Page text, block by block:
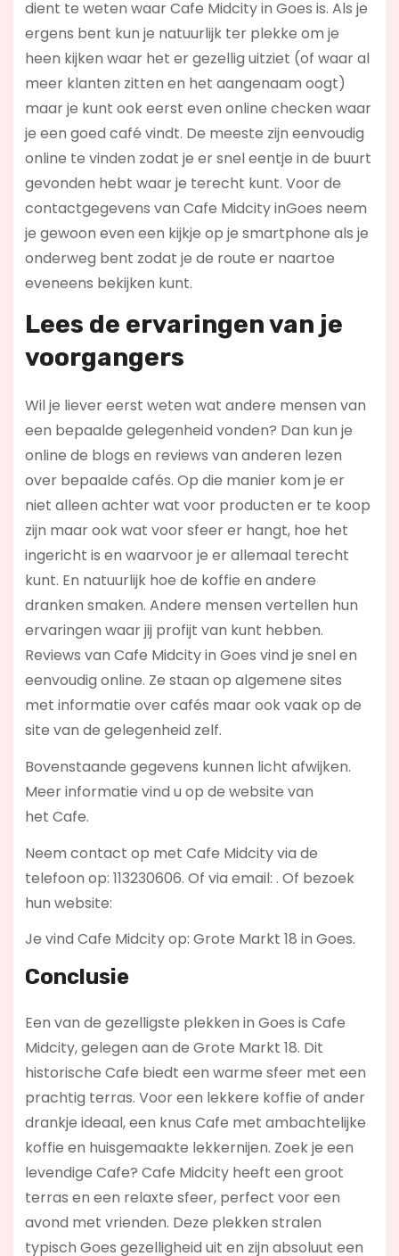
dient te weten waar Cafe Midcity in Goes is. Als je
ergens bent kun je natuurlijk ter plekke om je
heen kijken waar het er gezellig uitziet (of waar al
meer klanten zitten en het aangenaam oogt)
maar je kunt ook eerst even online checken waar
je een goed café vindt. De meeste zijn eenvoudig
online te vinden zodat je er snel eentje in de buurt
gevonden hebt waar je terecht kunt. Voor de
contactgegevens van Cafe Midcity inGoes neem
je gewoon even een kijkje op je smartphone als je
onderweg bent zodat je de route er naartoe
eveneens bekijken kunt.
Lees de ervaringen van je
voorgangers
Wil je liever eerst weten wat andere mensen van
een bepaalde gelegenheid vonden? Dan kun je
online de blogs en reviews van anderen lezen
over bepaalde cafés. Op die manier kom je er
niet alleen achter wat voor producten er te koop
zijn maar ook wat voor sfeer er hangt, hoe het
ingericht is en waarvoor je er allemaal terecht
kunt. En natuurlijk hoe de koffie en andere
dranken smaken. Andere mensen vertellen hun
ervaringen waar jij profijt van kunt hebben.
Reviews van Cafe Midcity in Goes vind je snel en
eenvoudig online. Ze staan op algemene sites
met informatie over cafés maar ook vaak op de
site van de gelegenheid zelf.
Bovenstaande gegevens kunnen licht afwijken.
Meer informatie vind u op de website van
het Cafe.
Neem contact op met Cafe Midcity via de
telefoon op: 113230606. Of via email: . Of bezoek
hun website:
Je vind Cafe Midcity op: Grote Markt 18 in Goes.
Conclusie
Een van de gezelligste plekken in Goes is Cafe
Midcity, gelegen aan de Grote Markt 18. Dit
historische Cafe biedt een warme sfeer met een
prachtig terras. Voor een lekkere koffie of ander
drankje ideaal, een knus Cafe met ambachtelijke
koffie en huisgemaakte lekkernijen. Zoek je een
levendige Cafe? Cafe Midcity heeft een groot
terras en een relaxte sfeer, perfect voor een
avond met vrienden. Deze plekken stralen
typisch Goes gezelligheid uit en zijn absoluut een